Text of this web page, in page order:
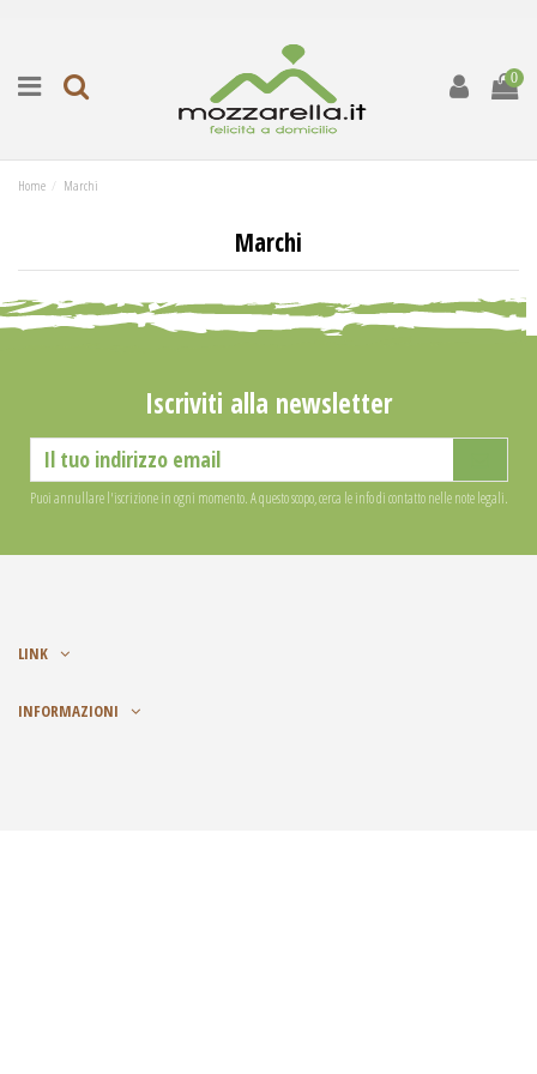
0
Home Marchi
Marchi
Iscriviti alla newsletter
Puoi annullare l'iscrizione in ogni momento. A questo scopo, cerca le info di contatto nelle note legali.
LINK
INFORMAZIONI